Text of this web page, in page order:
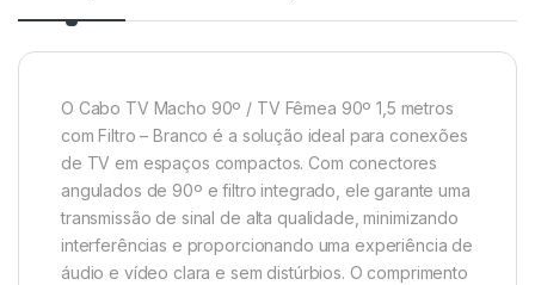
O Cabo TV Macho 90º / TV Fêmea 90º 1,5 metros
com Filtro – Branco é a solução ideal para conexões
de TV em espaços compactos. Com conectores
angulados de 90º e filtro integrado, ele garante uma
transmissão de sinal de alta qualidade, minimizando
interferências e proporcionando uma experiência de
áudio e vídeo clara e sem distúrbios. O comprimento